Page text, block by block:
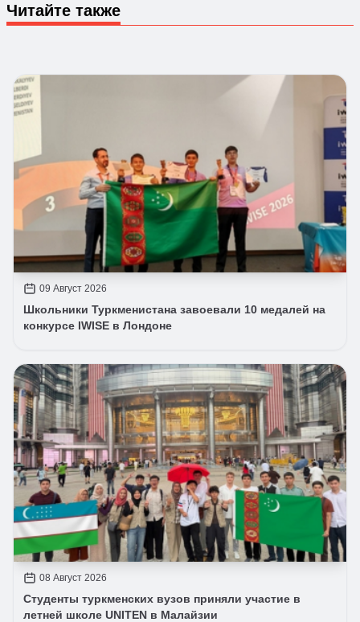
Читайте также
09 Август 2026
Школьники Туркменистана завоевали 10 медалей на
конкурсе IWISE в Лондоне
08 Август 2026
Студенты туркменских вузов приняли участие в
летней школе UNITEN в Малайзии